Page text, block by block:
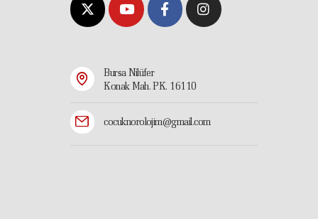
Bursa Nilüfer
Konak Mah. PK. 16110
cocuknorolojim@gmail.com